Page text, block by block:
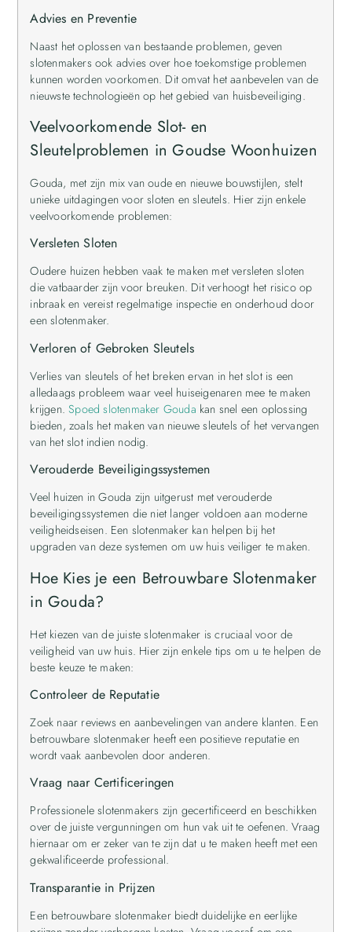
Advies en Preventie
Naast het oplossen van bestaande problemen, geven
slotenmakers ook advies over hoe toekomstige problemen
kunnen worden voorkomen. Dit omvat het aanbevelen van de
nieuwste technologieën op het gebied van huisbeveiliging.
Veelvoorkomende Slot- en
Sleutelproblemen in Goudse Woonhuizen
Gouda, met zijn mix van oude en nieuwe bouwstijlen, stelt
unieke uitdagingen voor sloten en sleutels. Hier zijn enkele
veelvoorkomende problemen:
Versleten Sloten
Oudere huizen hebben vaak te maken met versleten sloten
die vatbaarder zijn voor breuken. Dit verhoogt het risico op
inbraak en vereist regelmatige inspectie en onderhoud door
een slotenmaker.
Verloren of Gebroken Sleutels
Verlies van sleutels of het breken ervan in het slot is een
alledaags probleem waar veel huiseigenaren mee te maken
krijgen.Spoed slotenmaker Gouda kan snel een oplossing
bieden, zoals het maken van nieuwe sleutels of het vervangen
van het slot indien nodig.
Verouderde Beveiligingssystemen
Veel huizen in Gouda zijn uitgerust met verouderde
beveiligingssystemen die niet langer voldoen aan moderne
veiligheidseisen. Een slotenmaker kan helpen bij het
upgraden van deze systemen om uw huis veiliger te maken.
Hoe Kies je een Betrouwbare Slotenmaker
in Gouda?
Het kiezen van de juiste slotenmaker is cruciaal voor de
veiligheid van uw huis. Hier zijn enkele tips om u te helpen de
beste keuze te maken:
Controleer de Reputatie
Zoek naar reviews en aanbevelingen van andere klanten. Een
betrouwbare slotenmaker heeft een positieve reputatie en
wordt vaak aanbevolen door anderen.
Vraag naar Certificeringen
Professionele slotenmakers zijn gecertificeerd en beschikken
over de juiste vergunningen om hun vak uit te oefenen. Vraag
hiernaar om er zeker van te zijn dat u te maken heeft met een
gekwalificeerde professional.
Transparantie in Prijzen
Een betrouwbare slotenmaker biedt duidelijke en eerlijke